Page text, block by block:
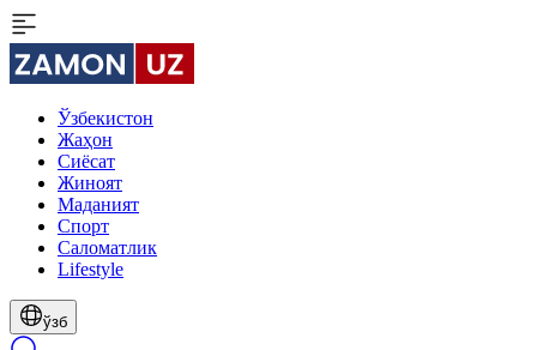
Ўзбекистон
Жаҳон
Сиёсат
Жиноят
Маданият
Спорт
Cаломатлик
Lifestyle
ўзб